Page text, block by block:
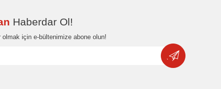
Haberdar Ol!
için e-bültenimize abone olun!